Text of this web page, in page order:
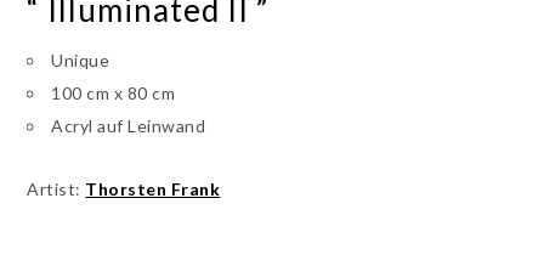
“ Illuminated II ”
Unique
100 cm x 80 cm
Acryl auf Leinwand
Artist: Thorsten Frank